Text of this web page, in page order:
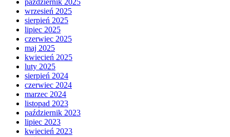
wrzesień 2025
sierpień 2025
lipiec 2025
czerwiec 2025
maj 2025
kwiecień 2025
luty 2025
sierpień 2024
czerwiec 2024
marzec 2024
listopad 2023
październik 2023
lipiec 2023
kwiecień 2023